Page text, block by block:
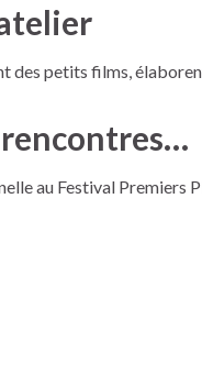
des petits films,
au Festival Premiers